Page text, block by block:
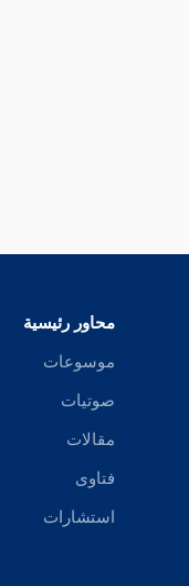
سورة التحريم
سورة الملك
سورة المعارج
محاور رئيسية
موسوعات
صوتيات
مقالات
فتاوى
استشارات